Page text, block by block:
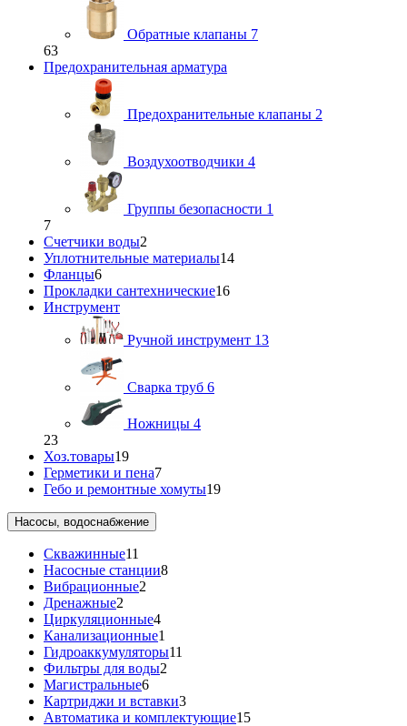
Обратные клапаны 7
63
Предохранительная арматура
Предохранительные клапаны 2
Воздухоотводчики 4
Группы безопасности 1
7
Счетчики воды2
Уплотнительные материалы14
Фланцы6
Прокладки сантехнические16
Инструмент
Ручной инструмент 13
Сварка труб 6
Ножницы 4
23
Хоз.товары19
Герметики и пена7
Гебо и ремонтные хомуты19
Насосы, водоснабжение
Скважинные11
Насосные станции8
Вибрационные2
Дренажные2
Циркуляционные4
Канализационные1
Гидроаккумуляторы11
Фильтры для воды2
Магистральные6
Картриджи и вставки3
Автоматика и комплектующие15